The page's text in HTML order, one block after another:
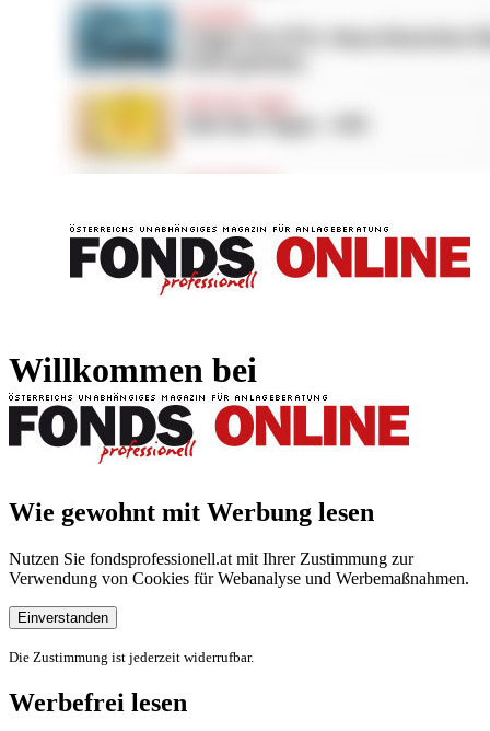
Willkommen bei
Wie gewohnt mit Werbung lesen
Nutzen Sie fondsprofessionell.at mit Ihrer Zustimmung zur
Verwendung von Cookies für Webanalyse und Werbemaßnahmen.
Einverstanden
Die Zustimmung ist jederzeit widerrufbar.
Werbefrei lesen